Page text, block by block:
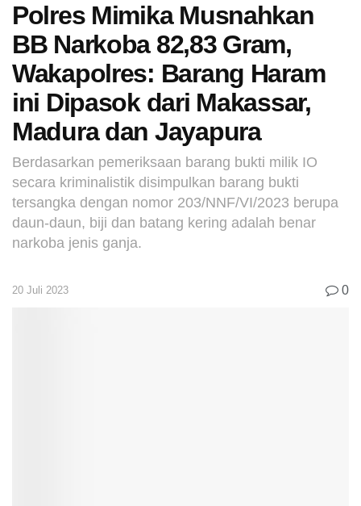
Polres Mimika Musnahkan
BB Narkoba 82,83 Gram,
Wakapolres: Barang Haram
ini Dipasok dari Makassar,
Madura dan Jayapura
Berdasarkan pemeriksaan barang bukti milik IO
secara kriminalistik disimpulkan barang bukti
tersangka dengan nomor 203/NNF/VI/2023 berupa
daun-daun, biji dan batang kering adalah benar
narkoba jenis ganja.
20 Juli 2023 0